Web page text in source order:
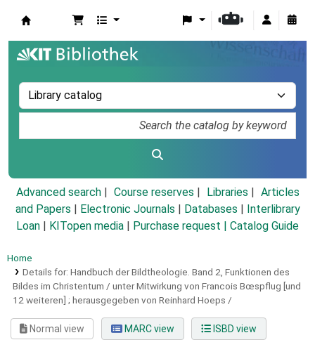
Advanced search Course reserves Libraries
Articles
and Papers
Electronic Journals Databases
Interlibrary
Loan
KITopen media Purchase request | Catalog Guide
Home
Details for: Handbuch der Bildtheologie. Band 2, Funktionen des
Bildes im Christentum / unter Mitwirkung von Francois Bœspflug [und
12 weiteren] ; herausgegeben von Reinhard Hoeps /
Normal view MARC view ISBD view